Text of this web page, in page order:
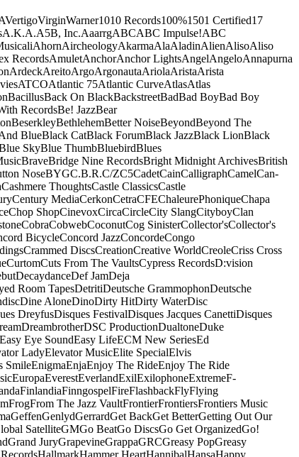
VertigoVirginWarner1010 Records100%1501 Certified17
A.K.A.A5B, Inc.AaarrgABCABC Impulse!ABC
AhornAircheologyAkarmaAlaAladinAlienAlisoAliso
RecordsAmuletAnchorAnchor LightsAngelAngeloAnnapurna
ArdeckAreitoArgoArgonautaAriolaAristaArista
ATCOAtlantic 75Atlantic CurveAtlasAtlas
BacillusBack On BlackBackstreetBadBad BoyBad Boy
RecordsBe! JazzBear
BeserkleyBethlehemBetter NoiseBeyondBeyond The
BlueBlack CatBlack ForumBlack JazzBlack LionBlack
SkyBlue ThumbBluebirdBlues
BraveBridge Nine RecordsBright Midnight ArchivesBritish
NoseBYGC.B.R.C/ZC5CadetCainCalligraphCamelCan-
Cashmere ThoughtsCastle ClassicsCastle
Century MediaCerkonCetraCFEChaleurePhoniqueChapa
Chop ShopCinevoxCircaCircleCity SlangCityboyClan
CobraCobwebCoconutCog SinisterCollector'sCollector's
BicycleConcord JazzConcordeCongo
Crammed DiscsCreationCreative WorldCreoleCriss Cross
CurtomCuts From The VaultsCypress RecordsD:vision
DecaydanceDef JamDeja
Room TapesDetritiDeutsche GrammophonDeutsche
Dine AloneDinoDirty HitDirty WaterDisc
DreyfusDisques FestivalDisques Jacques CanettiDisques
DreambrotherDSC ProductionDualtoneDuke
Easy Eye SoundEasy LifeECM New SeriesEd
LadyElevator MusicElite SpecialElvis
SmileEnigmaEnjaEnjoy The RideEnjoy The Ride
EuropaEverestEverlandExilExilophoneExtremeF-
FinlandiaFinngospelFireFlashbackFlyFlying
FrogFrom The Jazz VaultFrontierFrontiersFrontiers Music
GeffenGenlydGerrardGet BackGet BetterGetting Out Our
SatelliteGMGo BeatGo DiscsGo Get OrganizedGo!
Grand JuryGrapevineGrappaGRCGreasy PopGreasy